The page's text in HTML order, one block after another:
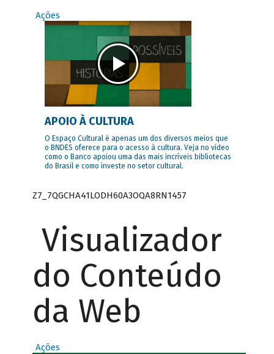
Ações
APOIO À CULTURA
O Espaço Cultural é apenas um dos diversos meios que
o BNDES oferece para o acesso à cultura. Veja no vídeo
como o Banco apoiou uma das mais incríveis bibliotecas
do Brasil e como investe no setor cultural.
Z7_7QGCHA41LODH60A3OQA8RN1457
Visualizador
do Conteúdo
da Web
Ações